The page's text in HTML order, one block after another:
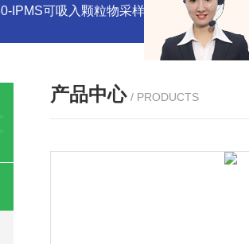
IPMS可吸入颗粒物采样器 DryCal 800
产品中心 / PRODUCTS